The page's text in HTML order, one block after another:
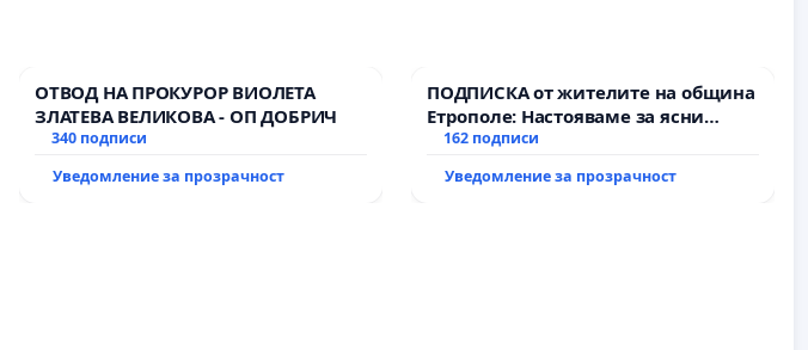
ОТВОД НА ПРОКУРОР ВИОЛЕТА
ЗЛАТЕВА ВЕЛИКОВА - ОП ДОБРИЧ
340 подписи
Уведомление за прозрачност
ПОДПИСКА от жителите на община
Етрополе: Настояваме за ясни
гаранции от “Елаците-МЕД” АД и от
всички екологични норми!
162 подписи
Уведомление за прозрачност